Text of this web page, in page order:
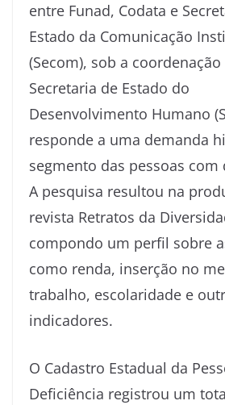
entre Funad, Codata e
Estado da Comunicação
(Secom), sob a coordenação
Secretaria de Estado do
Desenvolvimento Humano
responde a uma demanda
segmento das pessoas com
A pesquisa resultou na
revista Retratos da
compondo um perfil sobre
como renda, inserção no
trabalho, escolaridade e
indicadores.
O Cadastro Estadual da
Deficiência registrou um